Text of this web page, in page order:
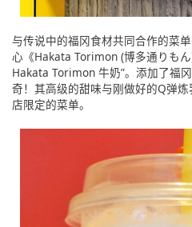
与传说中的福冈食材共同合作的菜
心《Hakata Torimon (博多通りも
Hakata Torimon 牛奶”。添加了福
奇！其高级的甜味与刚做好的Q弹
店限定的菜单。